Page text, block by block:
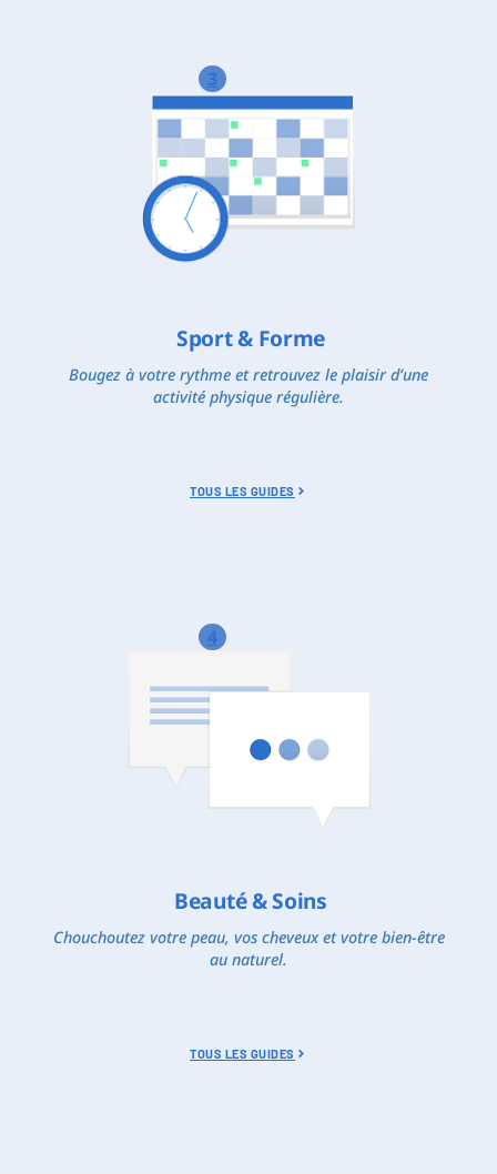
3
Sport & Forme
Bougez à votre rythme et retrouvez le plaisir d’une
activité physique régulière.
TOUS LES GUIDES
4
Beauté & Soins
Chouchoutez votre peau, vos cheveux et votre bien-être
au naturel.
TOUS LES GUIDES